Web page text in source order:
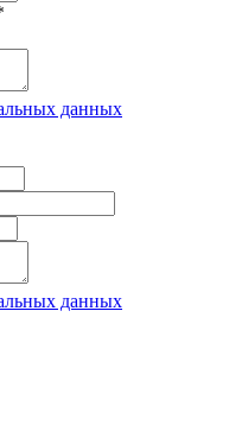
данных
данных